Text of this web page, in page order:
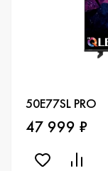
50E77SL PRO
47 999 ₽